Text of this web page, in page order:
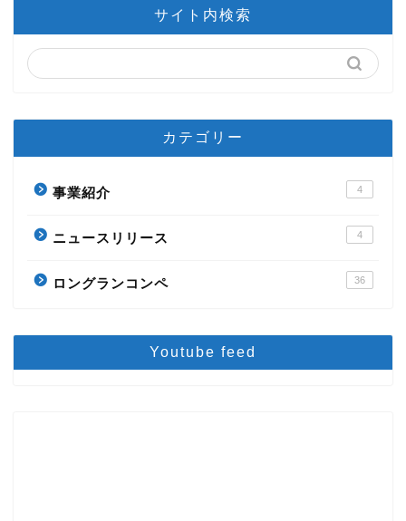
サイト内検索
カテゴリー
事業紹介 4
ニュースリリース 4
ロングランコンペ 36
Youtube feed